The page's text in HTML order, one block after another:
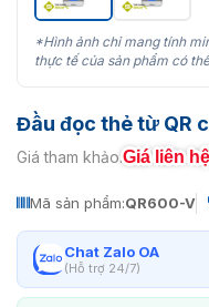
*Hình ảnh chỉ mang tính
thực tế của sản phẩm có
Đầu đọc thẻ từ QR
Giá tham khảo:Giá liên hệ
Mã sản phẩm:QR600-V
Chat Zalo OA
(Hỗ trợ 24/7)